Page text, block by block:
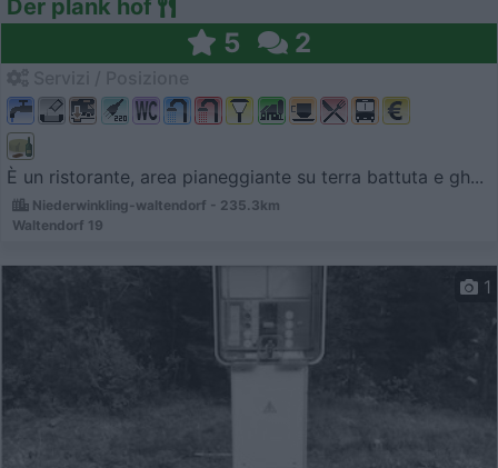
Der plank hof
5 2
È un ristorante, area pianeggiante su terra battuta e gh...
Niederwinkling-waltendorf - 235.3km
Waltendorf 19
1